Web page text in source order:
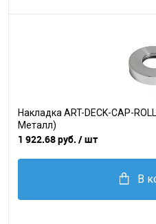
Накладка ART-DECK-CAP-
Металл)
1 922.68 руб. / шт
В